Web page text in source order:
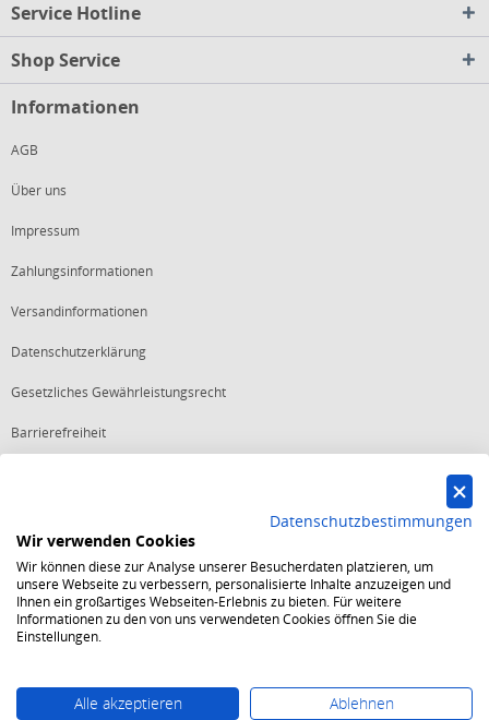
Service Hotline
Shop Service
Informationen
AGB
Über uns
Impressum
Zahlungsinformationen
Versandinformationen
Datenschutzerklärung
Gesetzliches Gewährleistungsrecht
Barrierefreiheit
Starker Service
Shops mit dem Excellent Shop Award stehen seit mehr als 5,
10, 15 oder 20 Jahren für ein sicheres und angenehmes
Einkaufserlebnis.
Echte Verlässlichkeit
Jede Bestellung ist durch den Trusted Shops Käuferschutz
Datenschutzbestimmungen
Wir verwenden Cookies
Wir können diese zur Analyse unserer Besucherdaten platzieren, um
unsere Webseite zu verbessern, personalisierte Inhalte anzuzeigen und
Ihnen ein großartiges Webseiten-Erlebnis zu bieten. Für weitere
Informationen zu den von uns verwendeten Cookies öffnen Sie die
Einstellungen.
Alle akzeptieren Ablehnen